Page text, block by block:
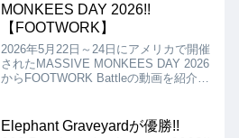
MONKEES DAY 2026!!
【FOOTWORK】
2026年5月22日～24日にアメリカで開催
されたMASSIVE MONKEES DAY 2026
からFOOTWORK Battleの動画を紹介し
JEFFROの優勝となりました!!
Elephant Graveyardが優勝!!